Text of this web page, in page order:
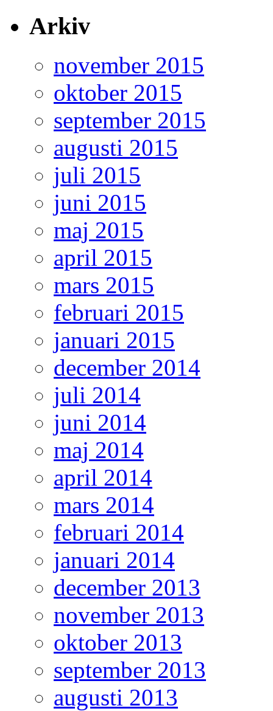
Arkiv
november 2015
oktober 2015
september 2015
augusti 2015
juli 2015
juni 2015
maj 2015
april 2015
mars 2015
februari 2015
januari 2015
december 2014
juli 2014
juni 2014
maj 2014
april 2014
mars 2014
februari 2014
januari 2014
december 2013
november 2013
oktober 2013
september 2013
augusti 2013